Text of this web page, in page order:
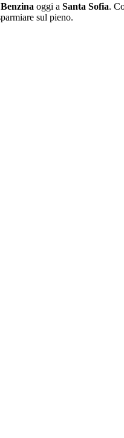
Benzina oggi a Santa Sofia.
sul pieno.